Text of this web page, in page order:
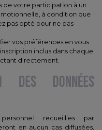
de votre participation à un
à condition que
pas opté pour ne pas
vos préférences en vous
inclus dans chaque
directement.
DES DONNÉES
recueillies par
en aucun cas diffusées,